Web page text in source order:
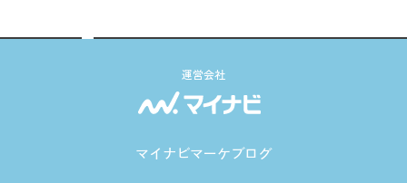
運営会社
マイナビマーケブログ